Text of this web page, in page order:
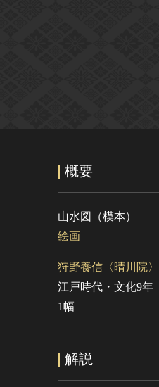
概要
山水図（模本）
絵画
狩野養信〈晴川院
江戸時代・文化9年
1幅
解説